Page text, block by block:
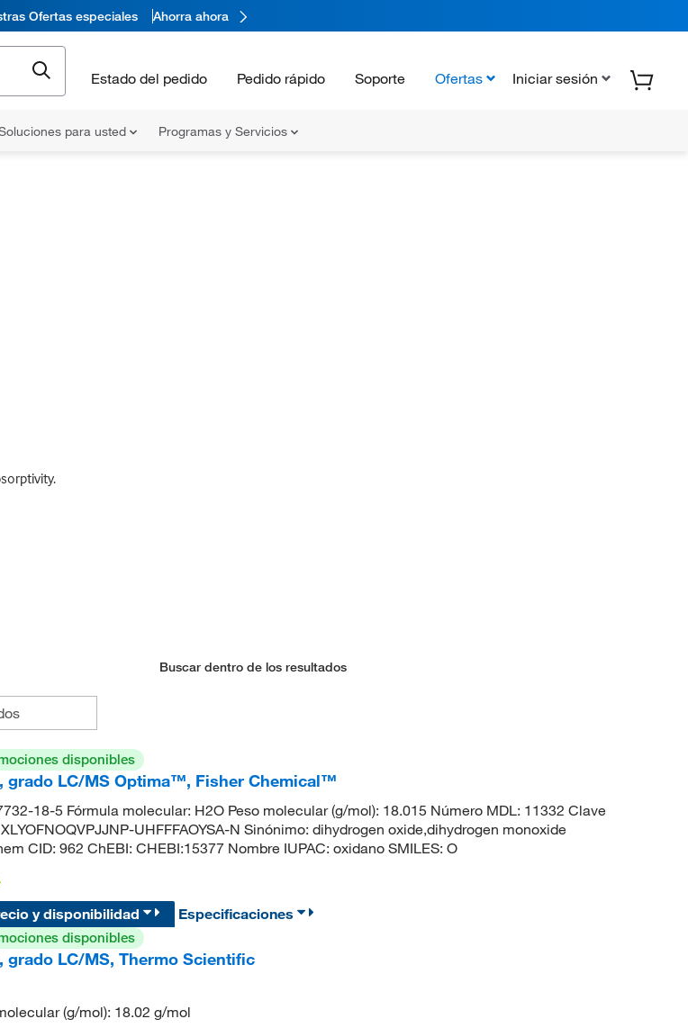
Ofertas especiales Ahorra ahora
Estado del pedido Pedido rápido Soporte Ofertas Iniciar sesión
para usted Programas y Servicios
Buscar dentro de los resultados
disponibles
grado LC/MS Optima™, Fisher Chemical™
18-5 Fórmula molecular: H2O Peso molecular (g/mol): 18.015 Número MDL: 11332 Clave
UHFFFAOYSA-N Sinónimo: dihydrogen oxide,dihydrogen monoxide
CID: 962 ChEBI: CHEBI:15377 Nombre IUPAC: oxidano SMILES: O
y disponibilidad
Especificaciones
disponibles
grado LC/MS, Thermo Scientific
(g/mol): 18.02 g/mol